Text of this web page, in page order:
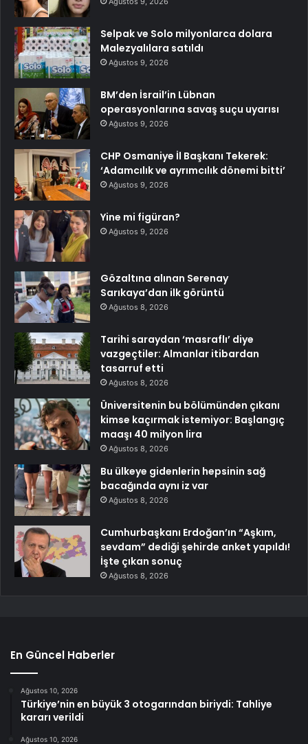
Selpak ve Solo milyonlarca dolara
Malezyalılara satıldı
Ağustos 9, 2026
BM’den İsrail’in Lübnan
operasyonlarına savaş suçu uyarısı
Ağustos 9, 2026
CHP Osmaniye İl Başkanı Tekerek:
‘Adamcılık ve ayrımcılık dönemi bitti’
Ağustos 9, 2026
Yine mi figüran?
Ağustos 9, 2026
Gözaltına alınan Serenay
Sarıkaya’dan ilk görüntü
Ağustos 8, 2026
Tarihi saraydan ‘masraflı’ diye
vazgeçtiler: Almanlar itibardan
tasarruf etti
Ağustos 8, 2026
Üniversitenin bu bölümünden çıkanı
kimse kaçırmak istemiyor: Başlangıç
maaşı 40 milyon lira
Ağustos 8, 2026
Bu ülkeye gidenlerin hepsinin sağ
bacağında aynı iz var
Ağustos 8, 2026
Cumhurbaşkanı Erdoğan’ın “Aşkım,
sevdam” dediği şehirde anket yapıldı!
İşte çıkan sonuç
Ağustos 8, 2026
En Güncel Haberler
Ağustos 10, 2026
Türkiye’nin en büyük 3 otogarından biriydi: Tahliye
kararı verildi
Ağustos 10, 2026